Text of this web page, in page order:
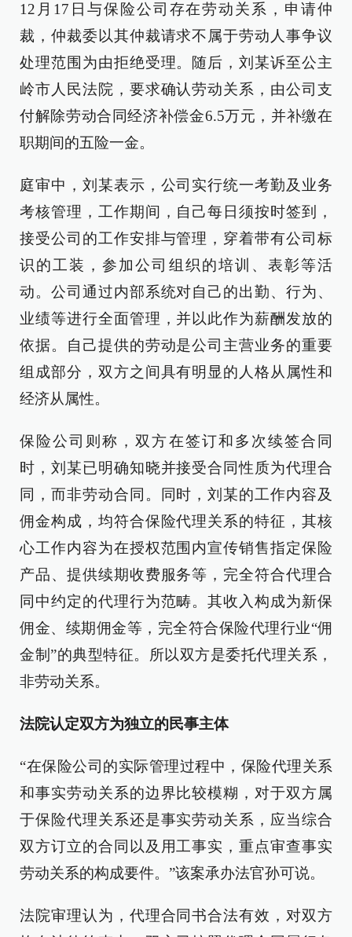
12月17日与保险公司存在劳动关系，申请仲
裁，仲裁委以其仲裁请求不属于劳动人事争议
处理范围为由拒绝受理。随后，刘某诉至公主
岭市人民法院，要求确认劳动关系，由公司支
付解除劳动合同经济补偿金6.5万元，并补缴在
职期间的五险一金。
庭审中，刘某表示，公司实行统一考勤及业务
考核管理，工作期间，自己每日须按时签到，
接受公司的工作安排与管理，穿着带有公司标
识的工装，参加公司组织的培训、表彰等活
动。公司通过内部系统对自己的出勤、行为、
业绩等进行全面管理，并以此作为薪酬发放的
依据。自己提供的劳动是公司主营业务的重要
组成部分，双方之间具有明显的人格从属性和
经济从属性。
保险公司则称，双方在签订和多次续签合同
时，刘某已明确知晓并接受合同性质为代理合
同，而非劳动合同。同时，刘某的工作内容及
佣金构成，均符合保险代理关系的特征，其核
心工作内容为在授权范围内宣传销售指定保险
产品、提供续期收费服务等，完全符合代理合
同中约定的代理行为范畴。其收入构成为新保
佣金、续期佣金等，完全符合保险代理行业“佣
金制”的典型特征。所以双方是委托代理关系，
非劳动关系。
法院认定双方为独立的民事主体
“在保险公司的实际管理过程中，保险代理关系
和事实劳动关系的边界比较模糊，对于双方属
于保险代理关系还是事实劳动关系，应当综合
双方订立的合同以及用工事实，重点审查事实
劳动关系的构成要件。”该案承办法官孙可说。
法院审理认为，代理合同书合法有效，对双方